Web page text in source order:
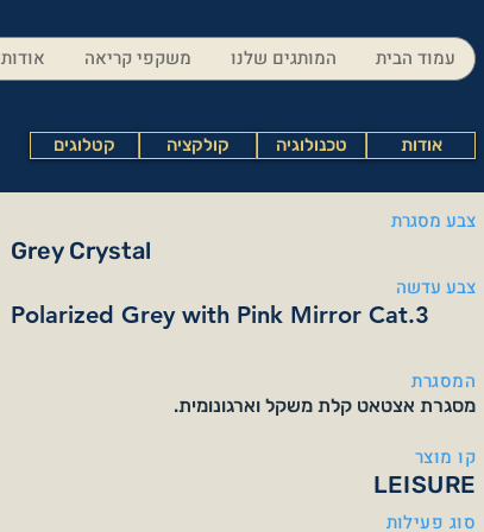
עמוד הבית המותגים שלנו משקפי קריאה אודות
קטלוגים קולקציה טכנולוגיה אודות
צבע מסגרת
Grey Crystal
צבע עדשה
Polarized Grey with Pink Mirror Cat.3
המסגרת
מסגרת אצטאט קלת משקל וארגונומית.
קו מוצר
LEISURE
סוג פעילות